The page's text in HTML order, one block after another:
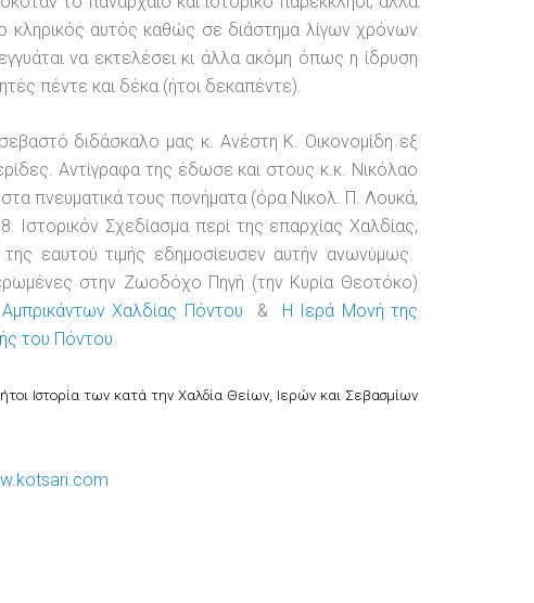
ο κληρικός αυτός καθώς σε διάστημα λίγων χρόνων
να εκτελέσει κι άλλα ακόμη όπως η ίδρυση
πέντε και δέκα (ήτοι δεκαπέντε).
διδάσκαλο μας κ. Ανέστη Κ. Οικονομίδη εξ
Αντίγραφα της έδωσε και στους κ.κ. Νικόλαο
πνευματικά τους πονήματα (όρα Νικολ. Π. Λουκά,
Ιστορικόν Σχεδίασμα περί της επαρχίας Χαλδίας,
εαυτού τιμής εδημοσίευσεν αυτήν ανωνύμως.
στην Ζωοδόχο Πηγή (την Κυρία Θεοτόκο)
Χαλδίας Πόντου & Η Ιερά Μονή της
του Πόντου
Ιστορία των κατά την Χαλδία Θείων, Ιερών και Σεβασμίων